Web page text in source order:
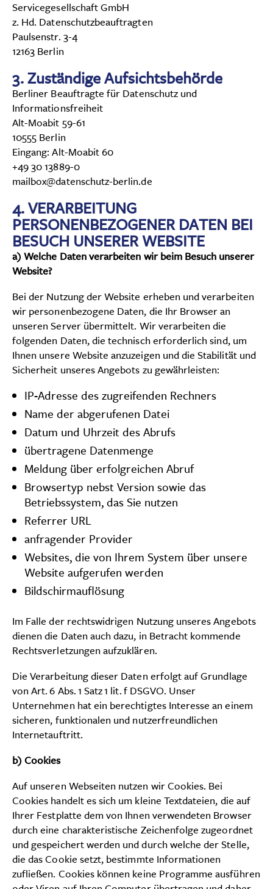
Servicegesellschaft GmbH
z. Hd. Datenschutzbeauftragten
Paulsenstr. 3-4
12163 Berlin
3. Zuständige Aufsichtsbehörde
Berliner Beauftragte für Datenschutz und
Informationsfreiheit
Alt-Moabit 59-61
10555 Berlin
Eingang: Alt-Moabit 60
+49 30 13889-0
mailbox@datenschutz-berlin.de
4. VERARBEITUNG
PERSONENBEZOGENER DATEN BEI
BESUCH UNSERER WEBSITE
a) Welche Daten verarbeiten wir beim Besuch unserer
Website?
Bei der Nutzung der Website erheben und verarbeiten
wir personenbezogene Daten, die Ihr Browser an
unseren Server übermittelt. Wir verarbeiten die
folgenden Daten, die technisch erforderlich sind, um
Ihnen unsere Website anzuzeigen und die Stabilität und
Sicherheit unseres Angebots zu gewährleisten:
IP-Adresse des zugreifenden Rechners
Name der abgerufenen Datei
Datum und Uhrzeit des Abrufs
übertragene Datenmenge
Meldung über erfolgreichen Abruf
Browsertyp nebst Version sowie das
Betriebssystem, das Sie nutzen
Referrer URL
anfragender Provider
Websites, die von Ihrem System über unsere
Website aufgerufen werden
Bildschirmauflösung
Im Falle der rechtswidrigen Nutzung unseres Angebots
dienen die Daten auch dazu, in Betracht kommende
Rechtsverletzungen aufzuklären.
Die Verarbeitung dieser Daten erfolgt auf Grundlage
von Art. 6 Abs. 1 Satz 1 lit. f DSGVO. Unser
Unternehmen hat ein berechtigtes Interesse an einem
sicheren, funktionalen und nutzerfreundlichen
Internetauftritt.
b) Cookies
Auf unseren Webseiten nutzen wir Cookies. Bei
Cookies handelt es sich um kleine Textdateien, die auf
Ihrer Festplatte dem von Ihnen verwendeten Browser
durch eine charakteristische Zeichenfolge zugeordnet
und gespeichert werden und durch welche der Stelle,
die das Cookie setzt, bestimmte Informationen
zufließen. Cookies können keine Programme ausführen